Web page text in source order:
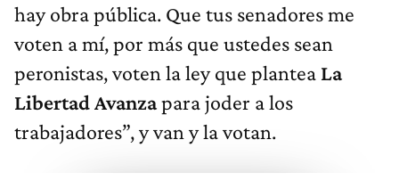
hay obra pública. Que tus senadores me
voten a mí, por más que ustedes sean
peronistas, voten la ley que plantea La
Libertad Avanzapara joder a los
trabajadores”, y van y la votan.